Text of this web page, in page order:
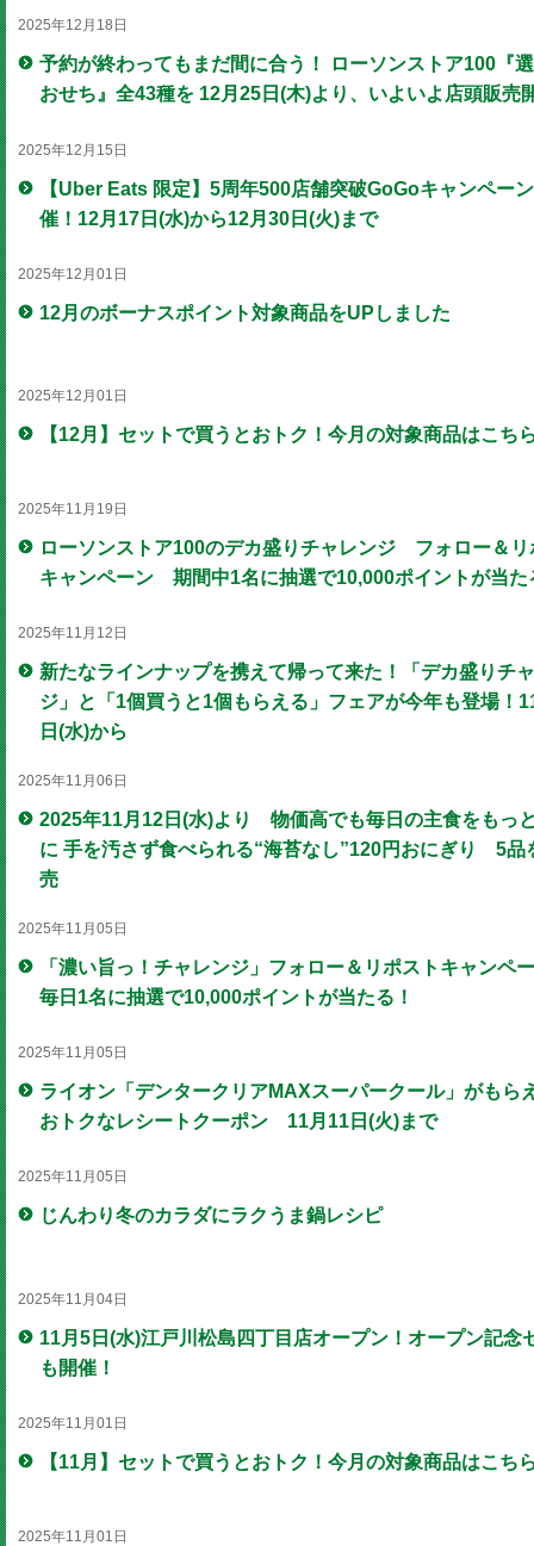
2025年12月18日
予約が終わってもまだ間に合う！ ローソンストア100『
おせち』全43種を 12月25日(木)より、いよいよ店頭販売
2025年12月15日
【Uber Eats 限定】5周年500店舗突破GoGoキャンペー
催！12月17日(水)から12月30日(火)まで
2025年12月01日
12月のボーナスポイント対象商品をUPしました
2025年12月01日
【12月】セットで買うとおトク！今月の対象商品はこち
2025年11月19日
ローソンストア100のデカ盛りチャレンジ フォロー＆リ
キャンペーン 期間中1名に抽選で10,000ポイントが当た
2025年11月12日
新たなラインナップを携えて帰って来た！「デカ盛りチ
ジ」と「1個買うと1個もらえる」フェアが今年も登場！
日(水)から
2025年11月06日
2025年11月12日(水)より 物価高でも毎日の主食をもっ
に 手を汚さず食べられる“海苔なし”120円おにぎり 5品
売
2025年11月05日
「濃い旨っ！チャレンジ」フォロー＆リポストキャン
毎日1名に抽選で10,000ポイントが当たる！
2025年11月05日
ライオン「デンタークリアMAXスーパークール」がもら
おトクなレシートクーポン 11月11日(火)まで
2025年11月05日
じんわり冬のカラダにラクうま鍋レシピ
2025年11月04日
11月5日(水)江戸川松島四丁目店オープン！オープン記念
も開催！
2025年11月01日
【11月】セットで買うとおトク！今月の対象商品はこち
2025年11月01日